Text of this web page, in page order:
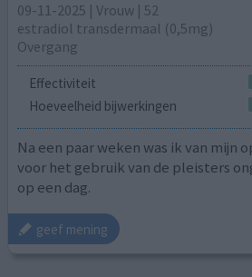
09-11-2025 | Vrouw | 52
estradiol transdermaal (0,5mg)
Overgang
Effectiviteit
Hoeveelheid bijwerkingen
Na een paar weken was ik van mijn
voor het gebruik van de pleisters
op een dag.
geef mening